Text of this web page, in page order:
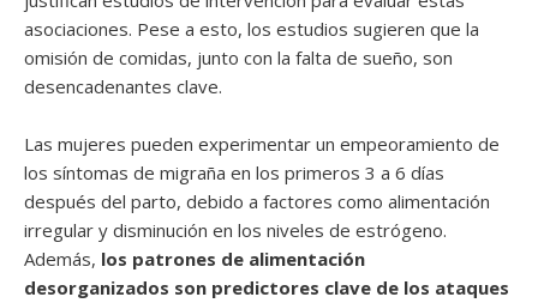
asociaciones. Pese a esto, los estudios sugieren que la
omisión de comidas, junto con la falta de sueño, son
desencadenantes clave.
Las mujeres pueden experimentar un empeoramiento de
los síntomas de migraña en los primeros 3 a 6 días
después del parto, debido a factores como alimentación
irregular y disminución en los niveles de estrógeno.
Además, los patrones de alimentación
desorganizados son predictores clave de los ataques